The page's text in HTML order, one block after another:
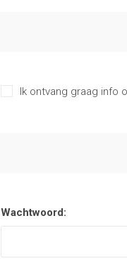
Ik ontvang graag info
Wachtwoord: